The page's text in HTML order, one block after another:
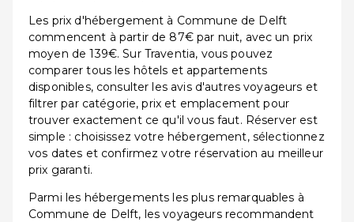
Les prix d'hébergement à Commune de Delft
commencent à partir de 87€ par nuit, avec un prix
moyen de 139€. Sur Traventia, vous pouvez
comparer tous les hôtels et appartements
disponibles, consulter les avis d'autres voyageurs et
filtrer par catégorie, prix et emplacement pour
trouver exactement ce qu'il vous faut. Réserver est
simple : choisissez votre hébergement, sélectionnez
vos dates et confirmez votre réservation au meilleur
prix garanti.
Parmi les hébergements les plus remarquables à
Commune de Delft, les voyageurs recommandent